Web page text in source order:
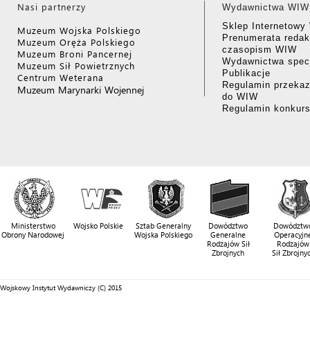
Nasi partnerzy
Muzeum Wojska Polskiego
Muzeum Oręża Polskiego
Muzeum Broni Pancernej
Muzeum Sił Powietrznych
Centrum Weterana
Muzeum Marynarki Wojennej
Wydawnictwa WIW
Sklep Internetowy
Prenumerata
czasopism WIW
Wydawnictwa
Publikacje
Regulamin
do WIW
Regulamin
Ministerstwo
Obrony Narodowej
Wojsko Polskie
Sztab Generalny
Wojska Polskiego
Dowództwo
Generalne
Rodzajów Sił
Zbrojnych
Rodzajów
Sił
Wojskowy Instytut Wydawniczy (C) 2015